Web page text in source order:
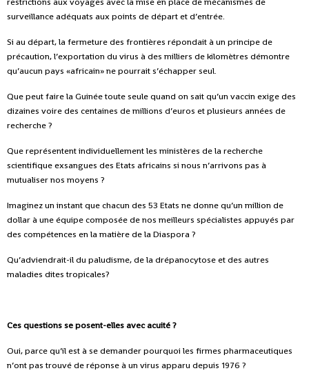
surveillance adéquats aux points de départ et d’entrée.
Si au départ, la fermeture des frontières répondait à un principe de
précaution, l’exportation du virus à des milliers de kilomètres démontre
qu’aucun pays «africain» ne pourrait s’échapper seul.
Que peut faire la Guinée toute seule quand on sait qu’un vaccin exige des
dizaines voire des centaines de millions d’euros et plusieurs années de
recherche ?
Que représentent individuellement les ministères de la recherche
scientifique exsangues des Etats africains si nous n’arrivons pas à
mutualiser nos moyens ?
Imaginez un instant que chacun des 53 Etats ne donne qu’un million de
dollar à une équipe composée de nos meilleurs spécialistes appuyés par
des compétences en la matière de la Diaspora ?
Qu’adviendrait-il du paludisme, de la drépanocytose et des autres
maladies dites tropicales?
Ces questions se posent-elles avec acuité ?
Oui, parce qu’il est à se demander pourquoi les firmes pharmaceutiques
n’ont pas trouvé de réponse à un virus apparu depuis 1976 ?